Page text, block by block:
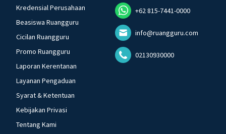
Kredensial Perusahaan
Beasiswa Ruangguru
Cicilan Ruangguru
Promo Ruangguru
Laporan Kerentanan
Layanan Pengaduan
Syarat & Ketentuan
Kebijakan Privasi
Tentang Kami
+62 815-7441-0000
info@ruangguru.com
02130930000